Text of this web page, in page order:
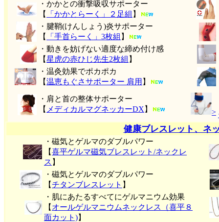
・かかとの衝撃吸収サポーター
【
「かかとらーく」２足組 】
・腱鞘(けんしょう)炎サポーター
【
「手首らーく」3枚組 】
・動きを妨げない適度な締め付け感
【星虎の赤ひじ先生2枚組 】
・温灸効果でポカポカ
【温恵もぐさサポーター 肩用 】
・肩と首の整体サポーター
【 メディカルマグネッカーDX 】 >
健康ブレスレット、ネ
・磁気とゲルマのダブルパワー
【喜平ゲルマ磁気ブレスレット/ネックレ
ス 】
・磁気とゲルマのダブルパワー
【チタンブレスレット 】
・肌にあたるすべてにゲルマニウム効果
【 オールゲルマニウムネックレス（喜平８
面カット)】